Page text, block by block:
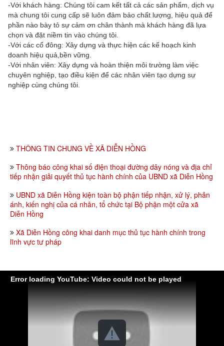
-Với khách hàng: Chúng tôi cam kết tất cả các sản phẩm, dịch vụ
mà chung tôi cung cấp sẽ luôn đảm bảo chất lượng, hiệu quả để
phần nào bày tỏ sự cảm ơn chân thành mà khách hàng đã lựa
chọn và đặt niềm tin vào chúng tôi.
-Với các cổ đông: Xây dựng và thực hiện các kế hoạch kinh
doanh hiệu quả,bền vững.
-Với nhân viên: Xây dựng và hoàn thiện môi trường làm việc
chuyên nghiệp, tạo điều kiện để các nhân viên tạo dựng sự
nghiệp cùng chúng tôi.
THÔNG TIN CHUNG VỀ XÃ DIỄN HỒNG
Thông báo công khai số điện thoại đường dây nóng và địa chỉ
tiếp nhận giải quyết thủ tục hành chính của UBND xã Diễn Hồng
UBND xã Diễn Hồng kiện toàn bộ phận tiếp nhận, xử lý, phản
ánh, kiến nghị của cá nhân, tổ chức tại Bộ phận một cửa xã
Diễn Hồng
Xã Diễn Hồng công khai danh mục thủ tục hành chính trong
lĩnh vực tư pháp
Error loading YouTube: Video could not be played